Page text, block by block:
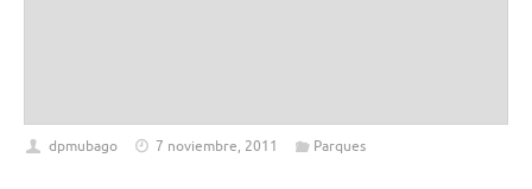
dpmubago 7 noviembre, 2011 Parques